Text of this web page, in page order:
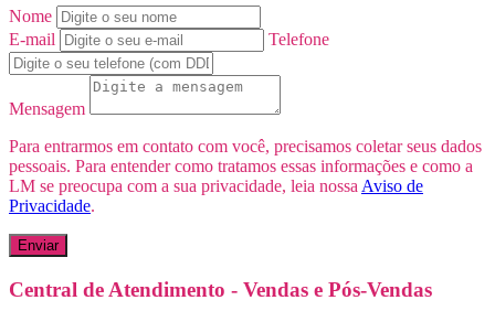
Nome
E-mail
Telefone
Mensagem
Para entrarmos em contato com você, precisamos coletar seus dados
pessoais. Para entender como tratamos essas informações e como a
LM se preocupa com a sua privacidade, leia nossa Aviso de
Privacidade.
Central de Atendimento - Vendas e Pós-Vendas